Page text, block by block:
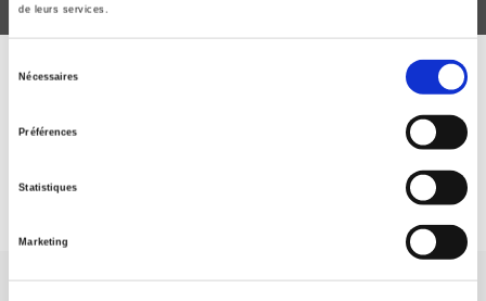
de leurs services.
Nécessaires
Préférences
Statistiques
Marketing
ABONNEZ-VOUS À NOS